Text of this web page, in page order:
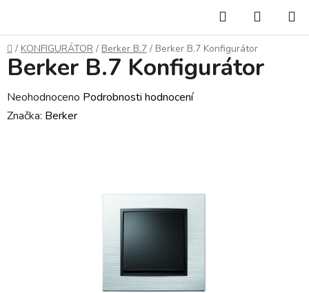
obsah
Hledat
KOŠÍK
Domů
/ KONFIGURÁTOR / Berker B.7 / Berker B.7 Konfigurátor
Berker B.7 Konfigurátor
Průměrné
hodnocení
Neohodnoceno Podrobnosti hodnocení
Značka: Berker